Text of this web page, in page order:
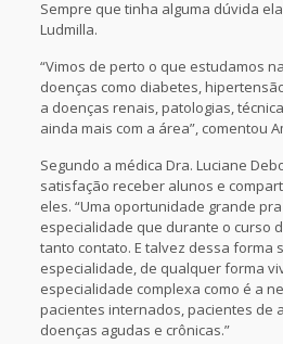
Sempre que tinha alguma dúvida
Ludmilla.
“Vimos de perto o que estudamos
doenças como diabetes,
a doenças renais, patologias,
ainda mais com a área”, comentou
Segundo a médica Dra. Luciane
satisfação receber alunos e
eles. “Uma oportunidade grande
especialidade que durante o curso
tanto contato. E talvez dessa forma
especialidade, de qualquer forma
especialidade complexa como é a
pacientes internados, pacientes de
doenças agudas e crônicas.”